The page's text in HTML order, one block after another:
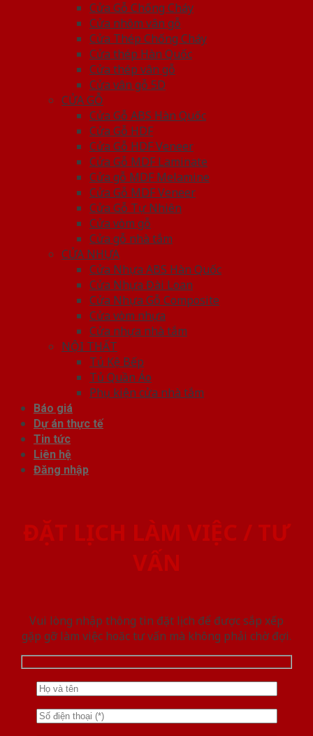
Cửa Gỗ Chống Cháy
Cửa nhôm vân gỗ
Cửa Thép Chống Cháy
Cửa thép Hàn Quốc
Cửa thép vân gỗ
Cửa vân gỗ 5D
CỬA GỖ
Cửa Gỗ ABS Hàn Quốc
Cửa Gỗ HDF
Cửa Gỗ HDF Veneer
Cửa Gỗ MDF Laminate
Cửa gỗ MDF Melamine
Cửa Gỗ MDF Veneer
Cửa Gỗ Tự Nhiên
Cửa vòm gỗ
Cửa gỗ nhà tắm
CỬA NHỰA
Cửa Nhựa ABS Hàn Quốc
Cửa Nhựa Đài Loan
Cửa Nhựa Gỗ Composite
Cửa vòm nhựa
Cửa nhựa nhà tắm
NỘI THẤT
Tủ Kệ Bếp
Tủ Quần Áo
Phụ kiện cửa nhà tắm
Báo giá
Dự án thực tế
Tin tức
Liên hệ
Đăng nhập
ĐẶT LỊCH LÀM VIỆC / TƯ
VẤN
Vui lòng nhập thông tin đặt lịch để được sắp xếp
gặp gỡ làm việc hoăc tư vấn mà không phải chờ đợi.